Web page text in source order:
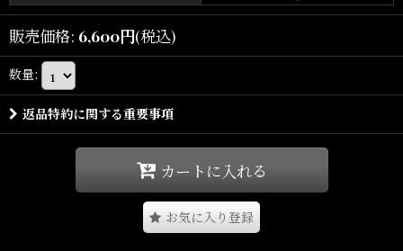
やや長めのツバによる独特なフォルムが、
スポーティーで洗練された印象を演出。
フロントにはLFYTロゴの
切り替え部分には
リフレクターパイピングを施し、
視認性とデザイン性を両立。
アクティブシーンからタウンユースまで対応する一本。
販売価格: 6,600円(税込)
数量:
返品特約に関する重要事項
カートに入れる
お気に入り登録